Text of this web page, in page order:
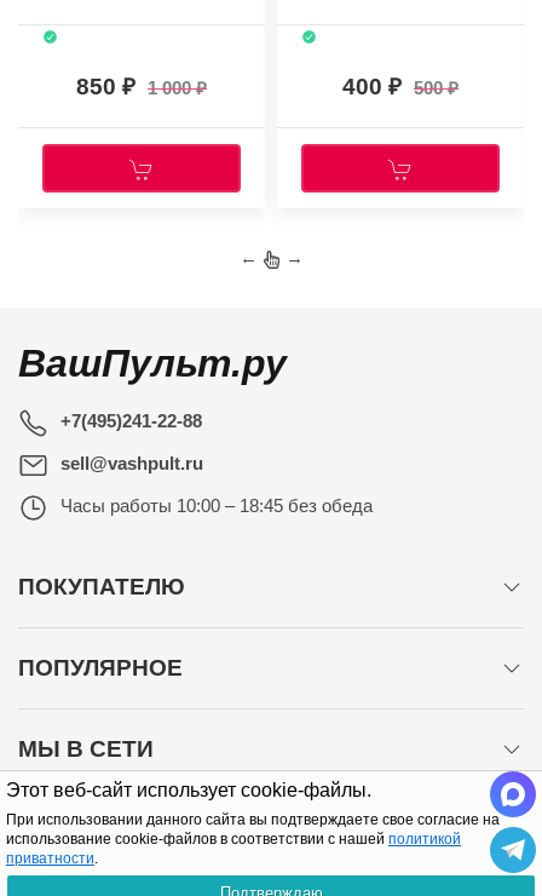
Этот веб-сайт использует cookie-файлы.
При использовании данного сайта вы подтверждаете свое согласие на
использование cookie-файлов в соответствии с нашей политикой
приватности.
850 1 000 400 500
← →
ВашПульт.ру
+7(495)241-22-88
sell@vashpult.ru
Часы работы 10:00 – 18:45 без обеда
ПОКУПАТЕЛЮ
ПОПУЛЯРНОЕ
МЫ В СЕТИ